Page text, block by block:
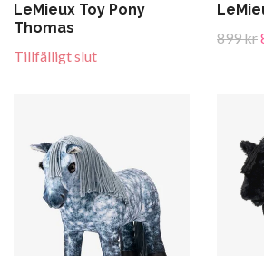
LeMieux Toy Pony
Thomas
Tillfälligt slut
899 kr